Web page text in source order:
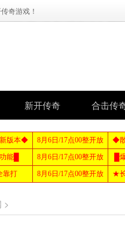
奇游戏！
新开传奇 合击传
>